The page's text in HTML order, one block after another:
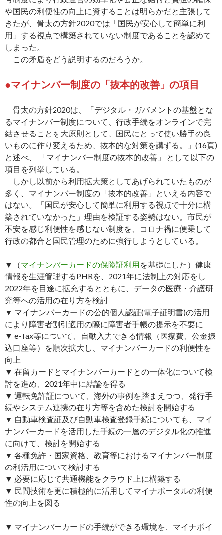
や国民の利便性の向上に資することは明らかだと主張して
きたが、骨太の方針2020では「国民が安心して簡単に利
用」する視点で構築されていない制度であることを認めて
しまった。
この矛盾をどう説明するのだろうか。
●マイナンバー制度の「抜本的改善」の項目
骨太の方針2020は、「デジタル・ガバメントの基盤とな
るマイナンバー制度について、行政手続をオンラインで完
結させることを大原則として、国民にとって使い勝手の良
いものに作り変えるため、抜本的な対策を講ずる。」(16頁)
と述べ、 「マイナンバー制度の抜本的改善」 として以下の
項目を列挙している。
しかし以前から利用拡大策としてあげられていたものが
多く、マイナンバー制度の「抜本的改善」といえる内容で
はない。「国民が安心して簡単に利用する視点で十分に構
築されていなかった」理由を検証する姿勢はない。市民が
不安を感じ利便性を感じない制度を、コロナ禍に便乗して
行政の都合と国民管理のために強行しようとしている。
▼（マイナンバーカードの保険証利用を基礎にした）健康
情報を生涯管理するPHRを、2021年に法制上の対応をし
2022年を目途に拡充するとともに、データの医療・介護研
究等への活用の在り方を検討
▼ マイナンバーカードの公的個人認証(電子証明書)の活用
により障害者割引適用の際に障害者手帳の提示を不要に
▼ e-Tax等について、自動入力できる情報（医療費、公金振
込口座等）を順次拡大し、マイナンバーカードの利便性を
向上
▼ 在留カードとマイナンバーカードとの一体化について検
討を進め、2021年中に結論を得る
▼ 運転免許証について、海外の事例を踏まえつつ、発行手
続やシステム連携の在り方等を含めた検討を開始する
▼ 自動車検査証及び自動車検査登録手続についても、マイ
ナンバーカードを活用した手続の一層のデジタル化の推進
に向けて、検討を開始する
▼ 各種免許・国家資格、教育等におけるマイナンバー制度
の利活用について検討する
▼ 必要に応じて共通機能をクラウド上に構築する
▼ 民間技術を更に積極的に活用してマイナポータルの利便
性の向上を図る
▼ マイナンバーカードの手続ができる環境を、マイナポイ